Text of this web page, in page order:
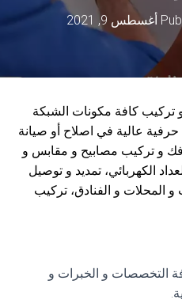
أغسطس 9, 2021
و تركيب كافة مكونات الشبكة
حرفية عالية في اصلاح أو صيانة
فك و تركيب مصابيح و مقابس و
الكهربائي، تمديد و توصيل
المحلات و الفنادق، تركيب
التخصصات و الخبرات و